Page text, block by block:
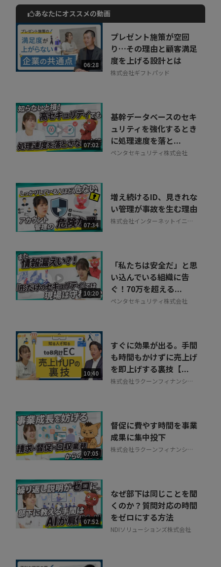
動画でご紹介しているサービスについて
お気軽にご相談・ご質問いただけます！
30秒でお申し込み可能
相談を希望する 無料
あなたにオススメの動画
06:28
プレゼント施策が空回
り…その理由と顧客満足
度を上げる設計とは
株式会社ギフトパッド
07:02
基幹データベースのセキ
ュリティを強化するとき
に処理速度を落と...
ペンタセキュリティ株式会社
07:34
増え続けるID、見きれな
い管理が事故を生む理由
株式会社インターネットイニシ
10:20
「私たちは安全だ」と思
い込んでいる組織に告
ぐ！70万を超える...
ペンタセキュリティ株式会社
10:40
すぐに効果が出る。手間
も時間もかけずに売上げ
を即上げする裏技【...
株式会社ラクーンフィナンシャ
07:05
督促に費やす時間を事業
成果に集中投下
株式会社ラクーンフィナンシャ
07:52
なぜ部下は同じことを聞
くのか？質問対応の時間
をゼロにする方法
NDIソリューションズ株式会社